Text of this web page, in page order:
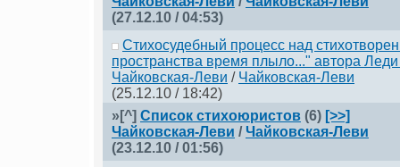
(27.12.10 / 04:53)
Стихосудебный процесс над
пространства время плыло..." автора
Чайковская-Леви / Чайковская-Леви
(25.12.10 / 18:42)
»[^] Список стихоюристов (6) [>>]
Чайковская-Леви /Чайковская-Леви
(23.12.10 / 01:56)